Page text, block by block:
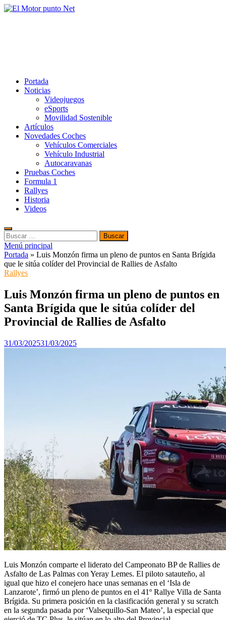
Saltar
Portada
Noticias
Videojuegos
eSports
Movilidad Sostenible
Artículos
Novedades Coches
Vehículos Comerciales
Vehículo Industrial
Autocaravanas
Pruebas Coches
Formula 1
Rallyes
Historia
Videos
Buscar:
Menú principal
Portada » Luis Monzón firma un pleno de puntos en Santa Brígida
que le sitúa colíder del Provincial de Rallies de Asfalto
Rallyes
Luis Monzón firma un pleno de puntos en
Santa Brígida que le sitúa colíder del
Provincial de Rallies de Asfalto
31/03/202531/03/2025
Luis Monzón comparte el liderato del Campeonato BP de Rallies de
Asfalto de Las Palmas con Yeray Lemes. El piloto satauteño, al
igual que hizo el conejero hace unas semanas en el ‘Isla de
Lanzarote’, firmó un pleno de puntos en el 41º Rallye Villa de Santa
Brígida. Su primera posición en la clasificación general y su scratch
en la segunda pasada por ‘Valsequillo-San Mateo’, la especial que